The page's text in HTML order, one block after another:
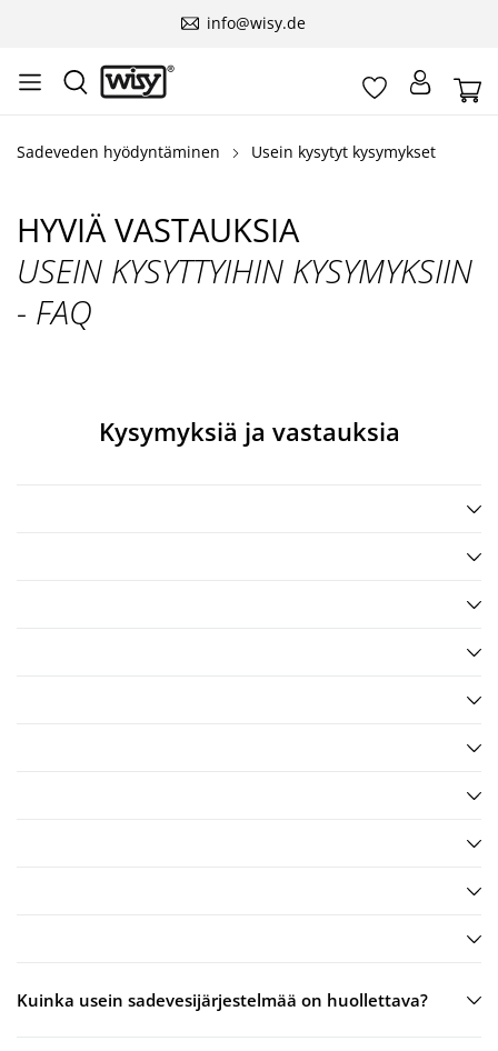
info@wisy.de
Sadeveden hyödyntäminen Usein kysytyt kysymykset
HYVIÄ VASTAUKSIA
USEIN KYSYTTYIHIN KYSYMYKSIIN
- FAQ
Kysymyksiä ja vastauksia
Kuinka usein sadevesijärjestelmää on huollettava?